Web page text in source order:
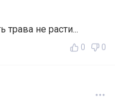
трава не расти...
0 0